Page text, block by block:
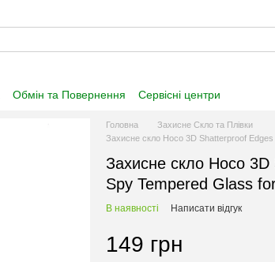
Обмін та Повернення
Сервісні центри
Головна
Захисне Скло та Плівки
Захисне скло Hoco 3D Shatterproof
Захисне скло Hoco
Spy Tempered Glass
В наявності Написати відгук
149 грн